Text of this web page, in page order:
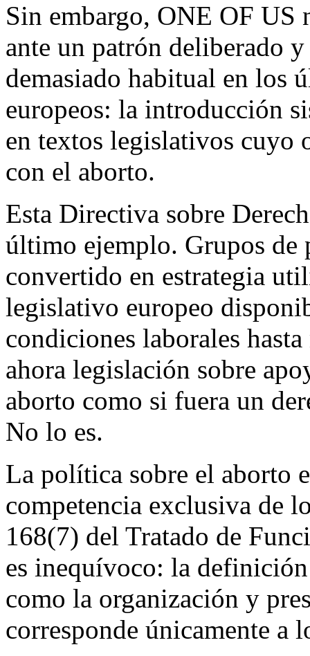
Sin embargo, ONE OF US
ante un patrón deliberado
demasiado habitual en los
europeos: la introducción
en textos legislativos cuyo
con el aborto.
Esta Directiva sobre
último ejemplo. Grupos de
convertido en estrategia
legislativo europeo
condiciones laborales
ahora legislación sobre
aborto como si fuera un
No lo es.
La política sobre el aborto
competencia exclusiva de
168(7) del Tratado de
es inequívoco: la
como la organización y
corresponde únicamente a